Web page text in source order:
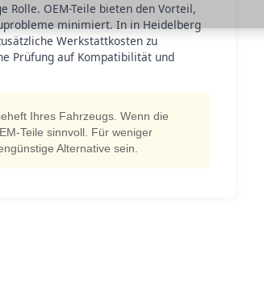
OEM-Teile bieten den Vorteil,
minimiert. In in Heidelberg
Werkstattkosten zu
Prüfung auf Kompatibilität und
Ihres Fahrzeugs. Wenn die
Teile sinnvoll. Für weniger
Alternative sein.